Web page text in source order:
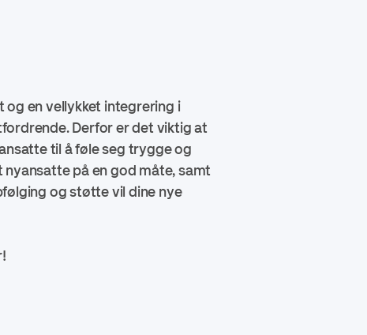
en vellykket integrering i
Derfor er det viktig at
til å føle seg trygge og
på en god måte, samt
og støtte vil dine nye